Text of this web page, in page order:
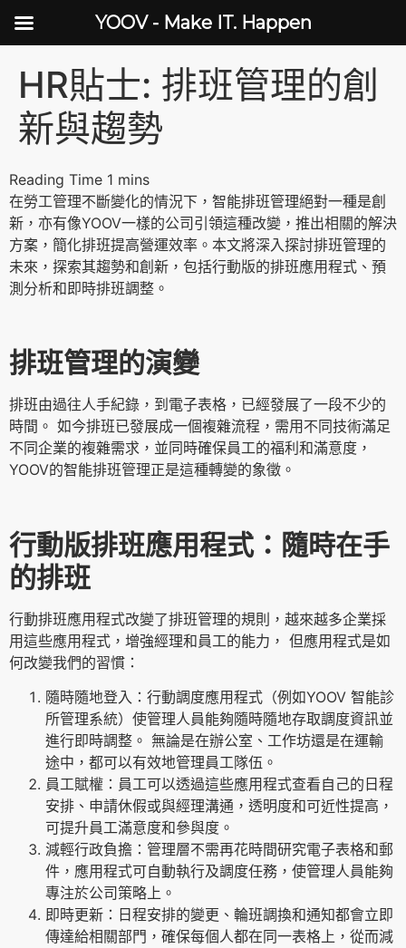
HR貼士: 排班管理的創
新與趨勢
在勞工管理不斷變化的情況下，智能排班管理絕對一種是創
新，亦有像YOOV一樣的公司引領這種改變，推出相關的解決
方案，簡化排班提高營運效率。本文將深入探討排班管理的
未來，探索其趨勢和創新，包括行動版的排班應用程式、預
測分析和即時排班調整。
排班管理的演變
排班由過往人手紀錄，到電子表格，已經發展了一段不少的
時間。 如今排班已發展成一個複雜流程，需用不同技術滿足
不同企業的複雜需求，並同時確保員工的福利和滿意度，
YOOV的智能排班管理正是這種轉變的象徵。
行動版排班應用程式：隨時在手
的排班
行動排班應用程式改變了排班管理的規則，越來越多企業採
用這些應用程式，增強經理和員工的能力， 但應用程式是如
何改變我們的習慣：
隨時隨地登入：行動調度應用程式（例如YOOV 智能診
所管理系統）使管理人員能夠隨時隨地存取調度資訊並
進行即時調整。 無論是在辦公室、工作坊還是在運輸
途中，都可以有效地管理員工隊伍。
員工賦權：員工可以透過這些應用程式查看自己的日程
安排、申請休假或與經理溝通，透明度和可近性提高，
可提升員工滿意度和參與度。
減輕行政負擔：管理層不需再花時間研究電子表格和郵
件，應用程式可自動執行及調度任務，使管理人員能夠
專注於公司策略上。
即時更新：日程安排的變更、輪班調換和通知都會立即
傳達給相關部門，確保每個人都在同一表格上，從而減
YOOV - Make IT. Happen